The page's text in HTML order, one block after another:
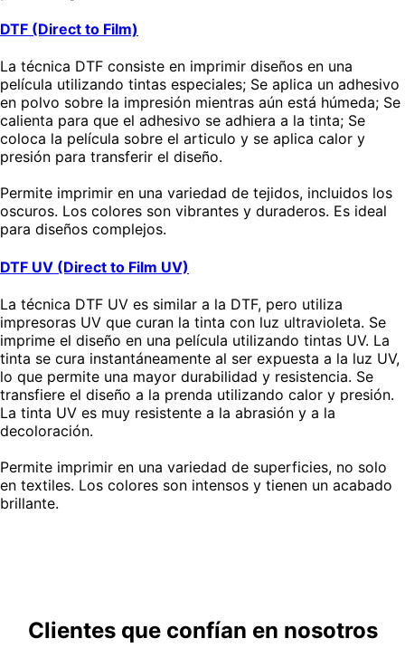
DTF (Direct to Film)
La técnica DTF consiste en imprimir diseños en una
película utilizando tintas especiales; Se aplica un adhesivo
en polvo sobre la impresión mientras aún está húmeda; Se
calienta para que el adhesivo se adhiera a la tinta; Se
coloca la película sobre el articulo y se aplica calor y
presión para transferir el diseño.
Permite imprimir en una variedad de tejidos, incluidos los
oscuros. Los colores son vibrantes y duraderos. Es ideal
para diseños complejos.
DTF UV (Direct to Film UV)
La técnica DTF UV es similar a la DTF, pero utiliza
impresoras UV que curan la tinta con luz ultravioleta. Se
imprime el diseño en una película utilizando tintas UV. La
tinta se cura instantáneamente al ser expuesta a la luz UV,
lo que permite una mayor durabilidad y resistencia. Se
transfiere el diseño a la prenda utilizando calor y presión.
La tinta UV es muy resistente a la abrasión y a la
decoloración.
Permite imprimir en una variedad de superficies, no solo
en textiles. Los colores son intensos y tienen un acabado
brillante.
Clientes que confían en nosotros